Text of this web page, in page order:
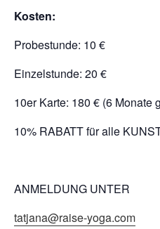
Kosten:
Probestunde: 10 €
Einzelstunde: 20 €
10er Karte: 180 € (6 Monate
10% RABATT für alle
ANMELDUNG UNTER
tatjana@raise-yoga.com